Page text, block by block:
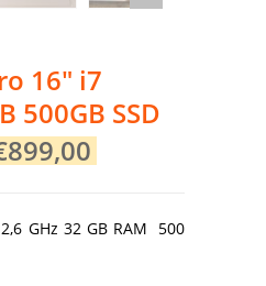
16″ i7
500GB SSD
899,00Current
price
€899,00.
GHz 32 GB RAM 500